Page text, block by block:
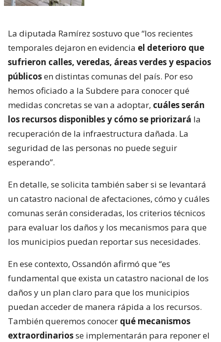
La diputada Ramírez sostuvo que “los recientes
temporales dejaron en evidencia el deterioro que
sufrieron calles, veredas, áreas verdes y espacios
públicosen distintas comunas del país. Por eso
hemos oficiado a la Subdere para conocer qué
medidas concretas se van a adoptar, cuáles serán
los recursos disponibles y cómo se priorizará la
recuperación de la infraestructura dañada. La
seguridad de las personas no puede seguir
esperando”.
En detalle, se solicita también saber si se levantará
un catastro nacional de afectaciones, cómo y cuáles
comunas serán consideradas, los criterios técnicos
para evaluar los daños y los mecanismos para que
los municipios puedan reportar sus necesidades.
En ese contexto, Ossandón afirmó que “es
fundamental que exista un catastro nacional de los
daños y un plan claro para que los municipios
puedan acceder de manera rápida a los recursos.
También queremos conocer qué mecanismos
extraordinariosse implementarán para reponer el